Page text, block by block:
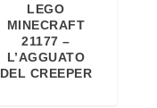
LEGO
MINECRAFT
21177 –
L’AGGUATO
DEL CREEPER